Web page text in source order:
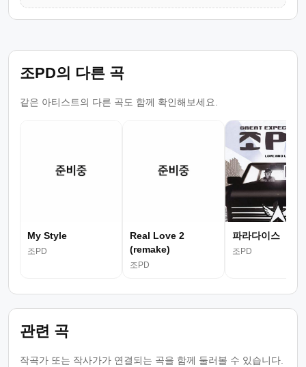
조PD의 다른 곡
같은 아티스트의 다른 곡도 함께 확인해보세요.
My Style
조PD
Real Love 2
(remake)
조PD
파라다이스
조PD
관련 곡
작곡가 또는 작사가가 연결되는 곡을 함께 둘러볼 수 있습니다.